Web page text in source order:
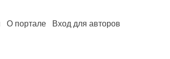
О портале Вход для авторов